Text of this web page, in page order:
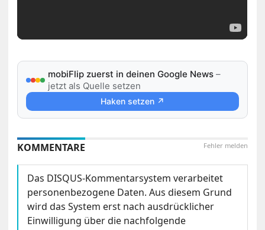
mobiFlip zuerst in deinen Google News –
jetzt als Quelle setzen
Haken setzen ↗
Fehler melden
KOMMENTARE
Das DISQUS-Kommentarsystem verarbeitet
personenbezogene Daten. Aus diesem Grund
wird das System erst nach ausdrücklicher
Einwilligung über die nachfolgende